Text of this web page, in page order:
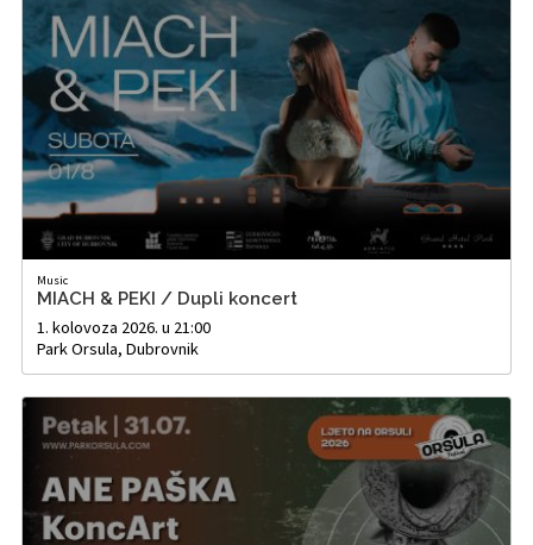
Music
MIACH & PEKI / Dupli koncert
1. kolovoza 2026. u 21:00
Park Orsula, Dubrovnik